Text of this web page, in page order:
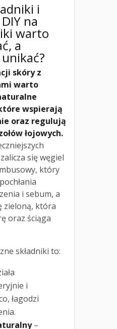
i
na
warto
a
skóry z
warto
wspierają
oraz regulują
łojowych.
się węgiel
który
i sebum, a
zieloną, która
oraz ściąga
składniki to:
i
łagodzi
–